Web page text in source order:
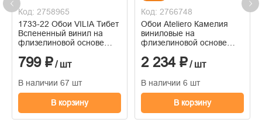
Код: 2758965
1733-22 Обои VILIA Тибет
Вспененный винил на
флизелиновой основе
799 ₽/ шт
В наличии 67 шт
В корзину
Код: 2766748
Обои Ateliero Камелия
виниловые на
флизелиновой основе
1,06м*10м
2 234 ₽/ шт
В наличии 6 шт
В корзину